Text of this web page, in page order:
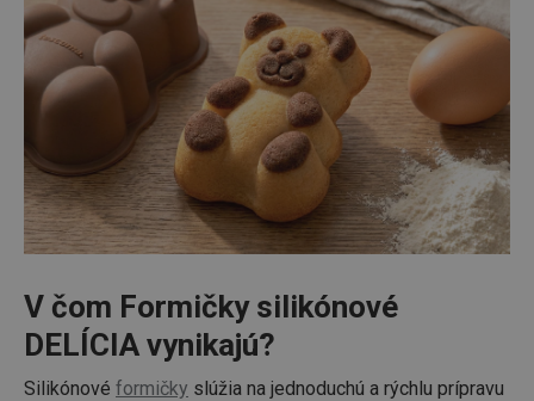
V čom Formičky silikónové
DELÍCIA vynikajú?
Silikónové formičky slúžia na jednoduchú a rýchlu prípravu